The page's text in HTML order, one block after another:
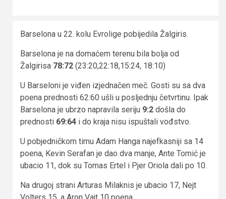
Barselona u 22. kolu Evrolige pobijedila Žalgiris.
Barselona je na domaćem terenu bila bolja od
Žalgirisa 78:72 (23:20,22:18,15:24, 18:10)
U Barseloni je viđen izjednačen meč. Gosti su sa dva
poena prednosti 62:60 ušli u posljednju četvrtinu. Ipak
Barselona je ubrzo napravila seriju 9:2 došla do
prednosti 69:64 i do kraja nisu ispuštali vođstvo.
U pobjedničkom timu Adam Hanga najefkasniji sa 14
poena, Kevin Serafan je dao dva manje, Ante Tomić je
ubacio 11, dok su Tomas Ertel i Pjer Oriola dali po 10.
Na drugoj strani Arturas Milaknis je ubacio 17, Nejt